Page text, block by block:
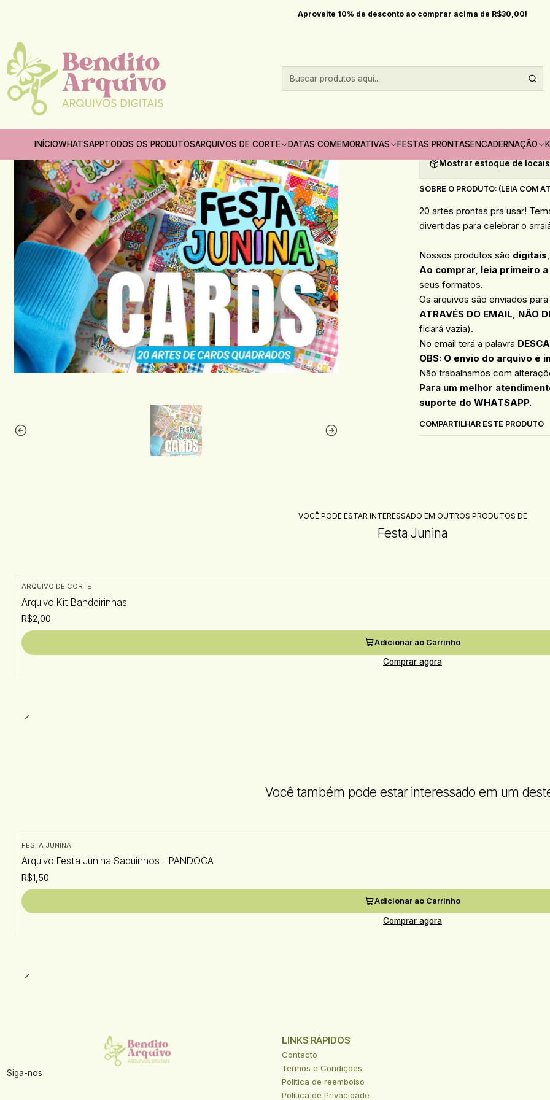
INÍCIOWHATSAPPTODOS OS PRODUTOSARQUIVOS DE CORTE DATAS COMEMORATIVAS FESTAS PRONTASENCADERNAÇÃO
Aproveite 10% de desconto ao comprar acima de R$30,00!
Datas comemorativas Festa Junina Arquivo Card Festa Junina -
Arquivo Card
Adicionar à lista de
Mostrar estoque de locais
SOBRE O PRODUTO: (LEIA COM
20 artes prontas pra usar!
divertidas para celebrar o
Nossos produtos são digitais
Ao comprar, leia primeiro
seus formatos.
Os arquivos são enviados
ATRAVÉS DO EMAIL, NÃO
ficará vazia).
No email terá a palavra
OBS: O envio do arquivo
Não trabalhamos com
Para um melhor
suporte do WHATSAPP.
COMPARTILHAR ESTE PRODUTO
VOCÊ PODE ESTAR INTERESSADO EM OUTROS PRODUTOS DE
Festa Junina
ARQUIVO DE CORTE
Arquivo Kit Bandeirinhas
R$2,00
Adicionar ao Carrinho
Comprar agora
Você também pode estar interessado em um
FESTA JUNINA
Arquivo Festa Junina Saquinhos - PANDOCA
R$1,50
Adicionar ao Carrinho
Comprar agora
Siga-nos
LINKS RÁPIDOS
Contacto
Termos e Condições
Politica de reembolso
Política de Privacidade